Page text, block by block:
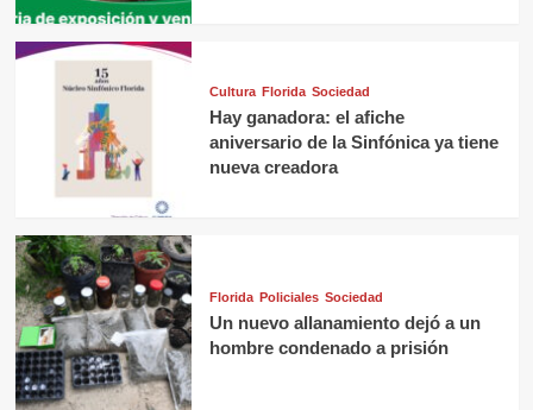
Cultura Florida Sociedad
Hay ganadora: el afiche
aniversario de la Sinfónica ya tiene
nueva creadora
Florida Policiales Sociedad
Un nuevo allanamiento dejó a un
hombre condenado a prisión